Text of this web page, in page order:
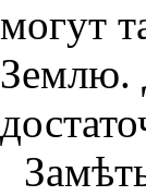
могут
Землю.